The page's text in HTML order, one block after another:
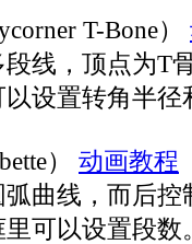
T-Bone）
线，顶点为T
设置转角半径
）
动画教程
曲线，而后控
可以设置段数